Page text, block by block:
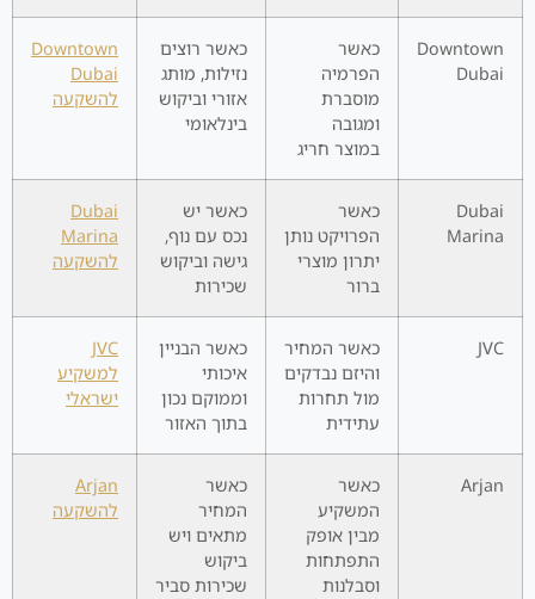
Downtown
Dubai
כאשר
הפרמיה
מוסברת
ומגובה
במוצר חריג
כאשר רוצים
נזילות, מותג
אזורי וביקוש
בינלאומי
Downtown
Dubai
להשקעה
Dubai
Marina
כאשר
הפרויקט נותן
יתרון מוצרי
ברור
כאשר יש
נכס עם נוף,
גישה וביקוש
שכירות
Dubai
Marina
להשקעה
JVC
כאשר המחיר
והיזם נבדקים
מול תחרות
עתידית
כאשר הבניין
איכותי
וממוקם נכון
בתוך האזור
JVC
למשקיע
ישראלי
Arjan
כאשר
המשקיע
מבין אופק
התפתחות
וסבלנות
כאשר
המחיר
מתאים ויש
ביקוש
שכירות סביר
Arjan
להשקעה